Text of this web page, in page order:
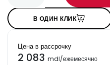
В ОДИН КЛИК
Цена в рассрочку
2 083 mdl/ежемесячно